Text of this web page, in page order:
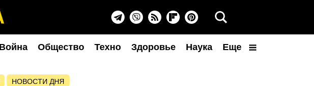
Война Общество Техно Здоровье Наука Еще
НОВОСТИ ДНЯ